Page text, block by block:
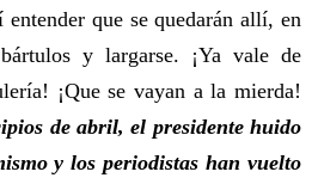
entender que se quedarán allí, en
y largarse. ¡Ya vale de
¡Que se vayan a la mierda!
de abril, el presidente huido
y los periodistas han vuelto